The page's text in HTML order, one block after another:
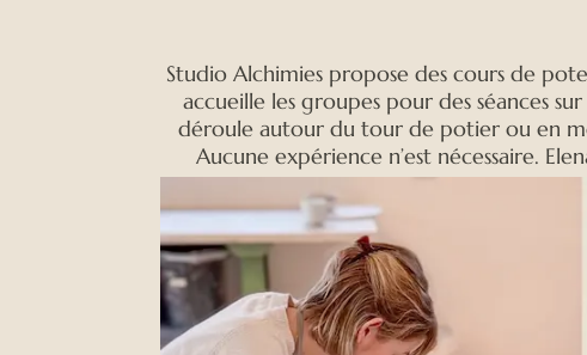
Studio Alchimies propose des cours de
accueille les groupes pour des séances
déroule autour du tour de potier ou en
Aucune expérience n’est nécessaire.